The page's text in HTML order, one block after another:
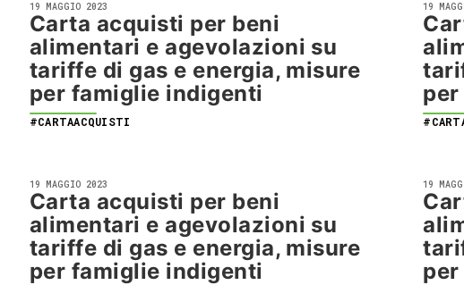
19 MAGGIO 2023
Carta acquisti per beni
alimentari e agevolazioni su
tariffe di gas e energia, misure
per famiglie indigenti
#CARTAACQUISTI
19
19 MAGGIO 2023
Carta acquisti per beni
alimentari e agevolazioni su
tariffe di gas e energia, misure
per famiglie indigenti
19